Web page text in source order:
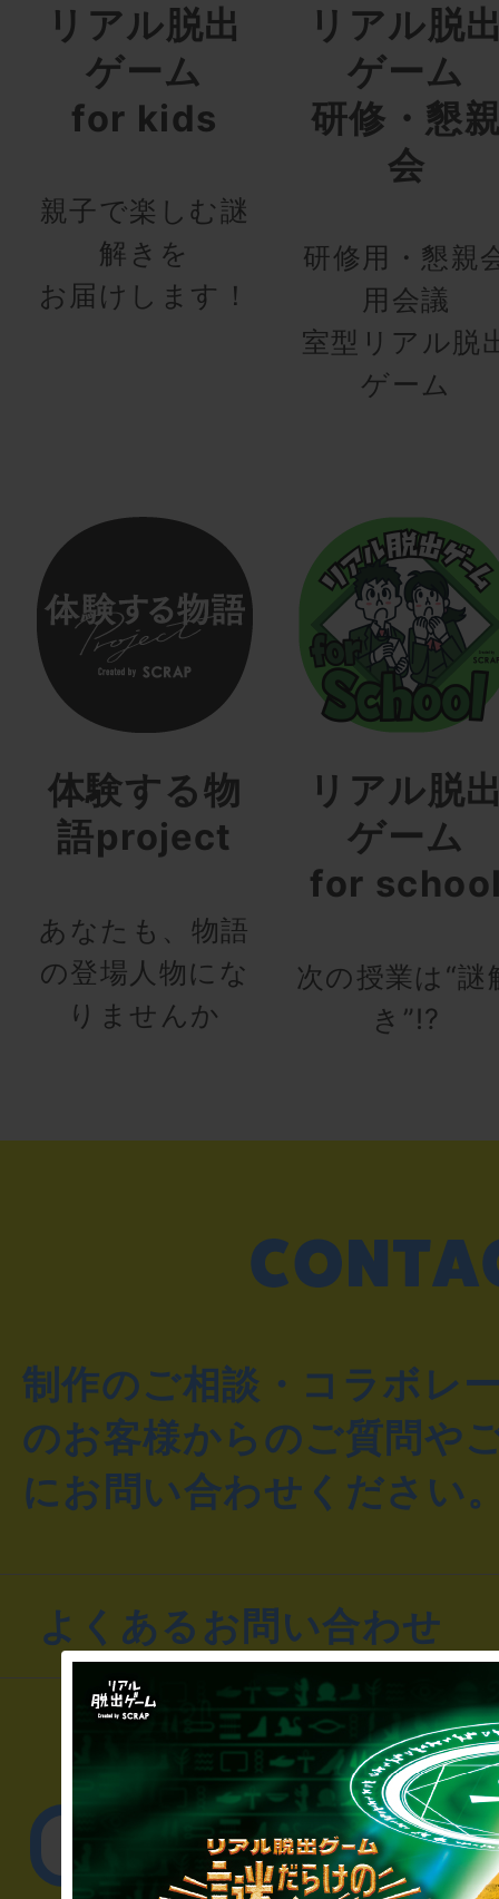
リアル脱出
ゲーム
for kids
親子で楽しむ謎
解きを
お届けします！
リアル脱
ゲーム
研修・懇
会
研修用・懇親
用会議
室型リアル脱
ゲーム
体験する物
語project
あなたも、物語
の登場人物にな
りませんか
リアル脱
ゲーム
for
次の授業は“謎
き”!?
制作のご相談・コラボレ
のお客様からのご質問や
にお問い合わせください
よくあるお問い合わせ
▼一般のお客様
公演内容、チケット